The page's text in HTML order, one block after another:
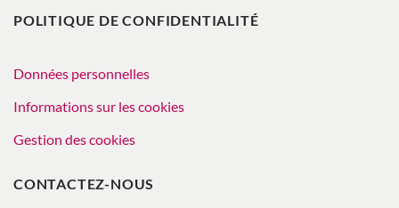
POLITIQUE DE CONFIDENTIALITÉ
Données personnelles
Informations sur les cookies
Gestion des cookies
CONTACTEZ-NOUS